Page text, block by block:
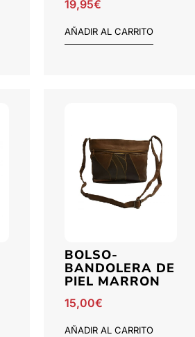
19,95€
AÑADIR AL CARRITO
BOLSO-
BANDOLERA DE
PIEL MARRON
15,00€
AÑADIR AL CARRITO